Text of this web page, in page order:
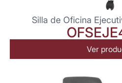
Silla de Oficina
Ver